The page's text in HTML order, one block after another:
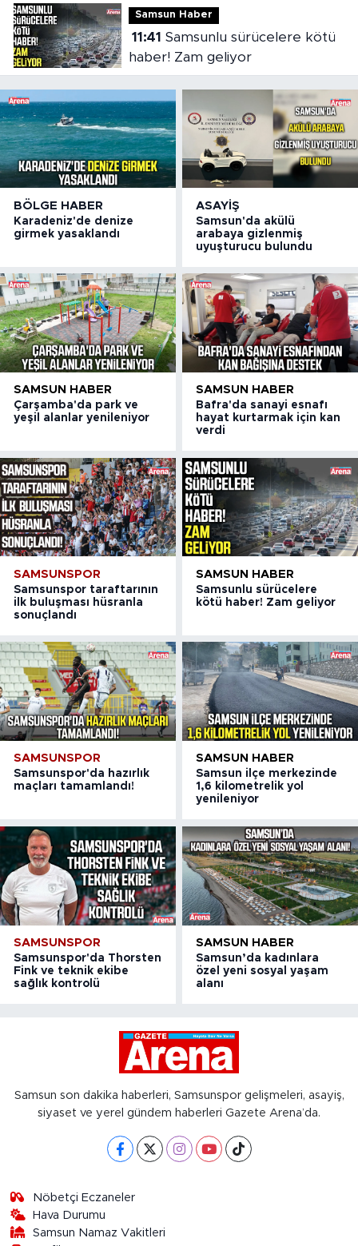
Samsun Haber
11:41
haber! Zam geliyor
BÖLGE HABER
Karadeniz'de denize
girmek yasaklandı
ASAYIŞ
Samsun'da akülü
arabaya gizlenmiş
uyuşturucu bulundu
SAMSUN HABER
Çarşamba'da park ve
yeşil alanlar yenileniyor
SAMSUN HABER
Bafra'da sanayi esnafı
hayat kurtarmak için kan
verdi
SAMSUNSPOR
Samsunspor taraftarının
ilk buluşması hüsranla
sonuçlandı
SAMSUN HABER
Samsunlu sürücelere
kötü haber! Zam geliyor
SAMSUNSPOR
Samsunspor'da hazırlık
maçları tamamlandı!
SAMSUN HABER
Samsun ilçe merkezinde
1,6 kilometrelik yol
yenileniyor
SAMSUNSPOR
Samsunspor'da Thorsten
Fink ve teknik ekibe
sağlık kontrolü
SAMSUN HABER
Samsun’da kadınlara
özel yeni sosyal yaşam
alanı
Samsun son dakika haberleri, Samsunspor gelişmeleri, asayiş,
siyaset ve yerel gündem haberleri Gazete Arena’da.
Nöbetçi Eczaneler
Hava Durumu
Samsun Namaz Vakitleri